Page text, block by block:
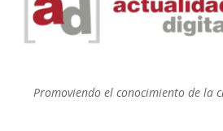
Promoviendo el conocimiento de la